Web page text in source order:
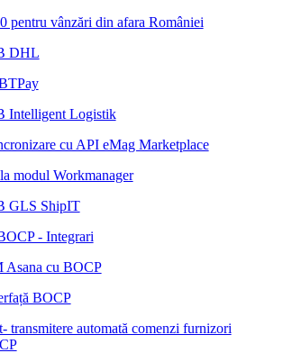
pentru vânzări din afara României
DHL
Intelligent Logistik
cu API eMag Marketplace
modul Workmanager
GLS ShipIT
- Integrari
Asana cu BOCP
BOCP
transmitere automată comenzi furnizori